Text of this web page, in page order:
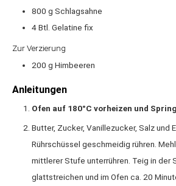
800 g Schlagsahne
4Btl. Gelatine fix
Zur Verzierung
200 g Himbeeren
Anleitungen
Ofen auf 180°C vorheizen und
Butter, Zucker, Vanillezucker, Salz und Eier in einer
Rührschüssel geschmeidig rühren.
mittlerer Stufe unterrühren. Teig in der
glattstreichen und im Ofen ca. 20